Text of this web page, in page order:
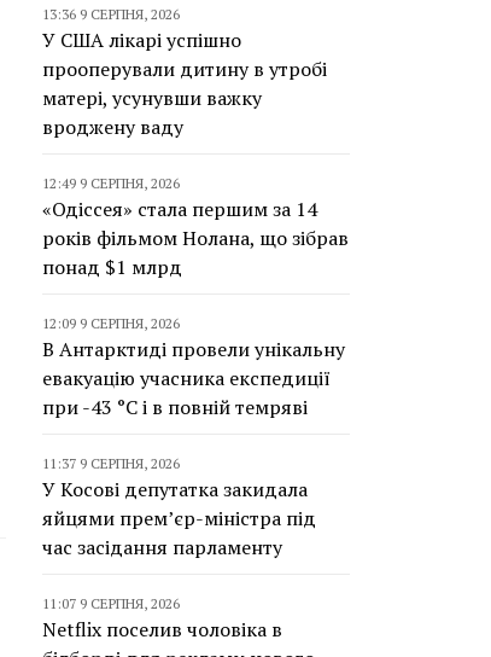
13:36 9 СЕРПНЯ, 2026
У США лікарі успішно
прооперували дитину в утробі
матері, усунувши важку
вроджену ваду
12:49 9 СЕРПНЯ, 2026
«Одіссея» стала першим за 14
років фільмом Нолана, що зібрав
понад $1 млрд
12:09 9 СЕРПНЯ, 2026
В Антарктиді провели унікальну
евакуацію учасника експедиції
при -43 °C і в повній темряві
11:37 9 СЕРПНЯ, 2026
У Косові депутатка закидала
яйцями прем’єр-міністра під
час засідання парламенту
11:07 9 СЕРПНЯ, 2026
Netflix поселив чоловіка в